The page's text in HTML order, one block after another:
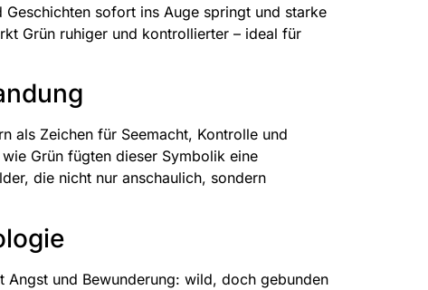
sofort ins Auge springt und starke
Grün ruhiger und kontrollierter – ideal für
als Zeichen für Seemacht, Kontrolle und
Grün fügten dieser Symbolik eine
die nicht nur anschaulich, sondern
Angst und Bewunderung: wild, doch gebunden